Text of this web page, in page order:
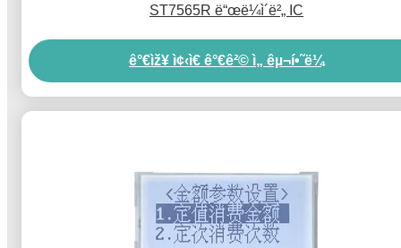
ST7565R ë“œë¼ì´ë²„ IC
ê°€ìž¥ ì¢‹ì€ ê°€ê²© ì„ êµ¬í•˜ë¼